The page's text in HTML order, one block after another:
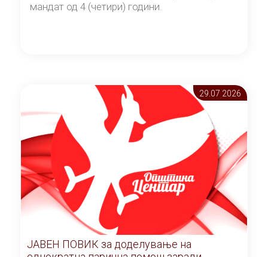
мандат од 4 (четири) години.
29.07 2026
ЈАВЕН ПОВИК за доделување на